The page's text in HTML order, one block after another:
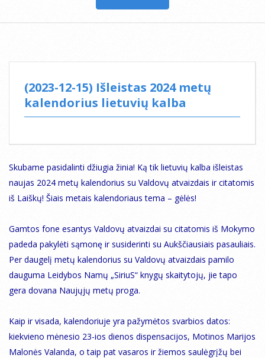
(2023-12-15) Išleistas 2024 metų
kalendorius lietuvių kalba
Skubame pasidalinti džiugia žinia! Ką tik lietuvių kalba išleistas
naujas 2024 metų kalendorius su Valdovų atvaizdais ir citatomis
iš Laiškų! Šiais metais kalendoriaus tema – gėlės!
Gamtos fone esantys Valdovų atvaizdai su citatomis iš Mokymo
padeda pakylėti sąmonę ir susiderinti su Aukščiausiais pasauliais.
Per daugelį metų kalendorius su Valdovų atvaizdais pamilo
dauguma Leidybos Namų „SiriuS“ knygų skaitytojų, jie tapo
gera dovana Naujųjų metų proga.
Kaip ir visada, kalendoriuje yra pažymėtos svarbios datos:
kiekvieno mėnesio 23-ios dienos dispensacijos, Motinos Marijos
Malonės Valanda, o taip pat vasaros ir žiemos saulėgrįžų bei